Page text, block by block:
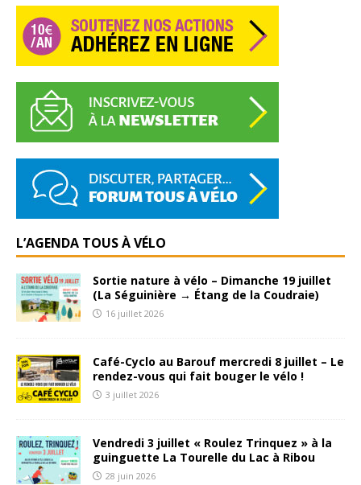
L’AGENDA TOUS À VÉLO
Sortie nature à vélo – Dimanche 19 juillet
(La Séguinière → Étang de la Coudraie)
16 juillet 2026
Café-Cyclo au Barouf mercredi 8 juillet – Le
rendez-vous qui fait bouger le vélo !
3 juillet 2026
Vendredi 3 juillet « Roulez Trinquez » à la
guinguette La Tourelle du Lac à Ribou
28 juin 2026